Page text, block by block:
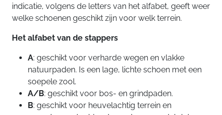
indicatie, volgens de letters van het alfabet, geeft weer
welke schoenen geschikt zijn voor welk terrein.
Het alfabet van de stappers
A: geschikt voor verharde wegen en vlakke
natuurpaden. Is een lage, lichte schoen met een
soepele zool.
A/B: geschikt voor bos- en grindpaden.
B: geschikt voor heuvelachtig terrein en